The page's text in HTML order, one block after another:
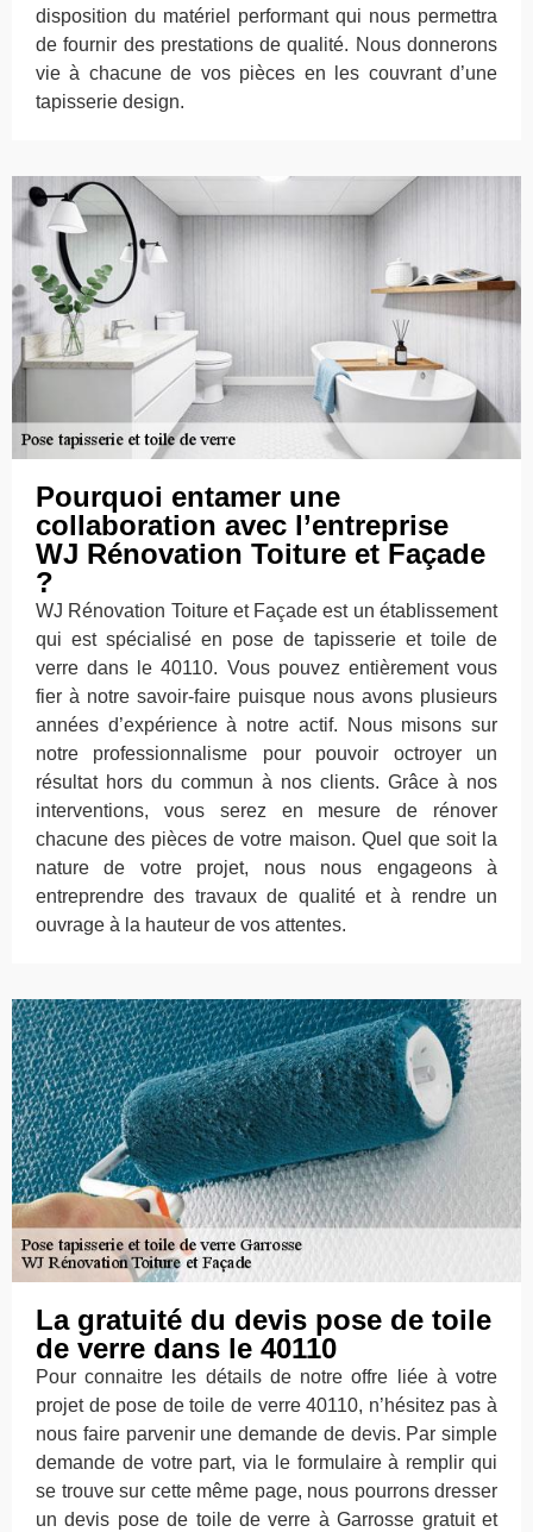
disposition du matériel performant qui nous permettra
de fournir des prestations de qualité. Nous donnerons
vie à chacune de vos pièces en les couvrant d’une
tapisserie design.
Pourquoi entamer une
collaboration avec l’entreprise
WJ Rénovation Toiture et Façade
?
WJ Rénovation Toiture et Façade est un établissement
qui est spécialisé en pose de tapisserie et toile de
verre dans le 40110. Vous pouvez entièrement vous
fier à notre savoir-faire puisque nous avons plusieurs
années d’expérience à notre actif. Nous misons sur
notre professionnalisme pour pouvoir octroyer un
résultat hors du commun à nos clients. Grâce à nos
interventions, vous serez en mesure de rénover
chacune des pièces de votre maison. Quel que soit la
nature de votre projet, nous nous engageons à
entreprendre des travaux de qualité et à rendre un
ouvrage à la hauteur de vos attentes.
La gratuité du devis pose de toile
de verre dans le 40110
Pour connaitre les détails de notre offre liée à votre
projet de pose de toile de verre 40110, n’hésitez pas à
nous faire parvenir une demande de devis. Par simple
demande de votre part, via le formulaire à remplir qui
se trouve sur cette même page, nous pourrons dresser
un devis pose de toile de verre à Garrosse gratuit et